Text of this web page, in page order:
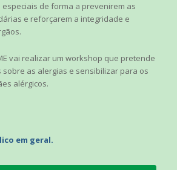
especiais de forma a prevenirem as
e reforçarem a integridade e
vai realizar um workshop que pretende
sobre as alergias e sensibilizar para os
alérgicos.
em geral.